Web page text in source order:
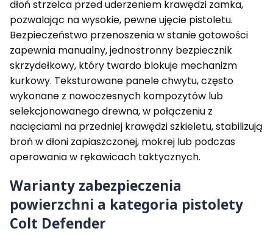
dłoń strzelca przed uderzeniem krawędzi zamka,
pozwalając na wysokie, pewne ujęcie pistoletu.
Bezpieczeństwo przenoszenia w stanie gotowości
zapewnia manualny, jednostronny bezpiecznik
skrzydełkowy, który twardo blokuje mechanizm
kurkowy. Teksturowane panele chwytu, często
wykonane z nowoczesnych kompozytów lub
selekcjonowanego drewna, w połączeniu z
nacięciami na przedniej krawędzi szkieletu, stabilizują
broń w dłoni zapiaszczonej, mokrej lub podczas
operowania w rękawicach taktycznych.
Warianty zabezpieczenia
powierzchni a kategoria pistolety
Colt Defender